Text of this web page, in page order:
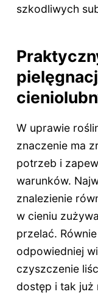
szkodliwych
W uprawie
znaczenie ma
potrzeb i
warunków.
znalezienie
w cieniu
przelać.
odpowiedniej
czyszczenie
dostęp i tak już